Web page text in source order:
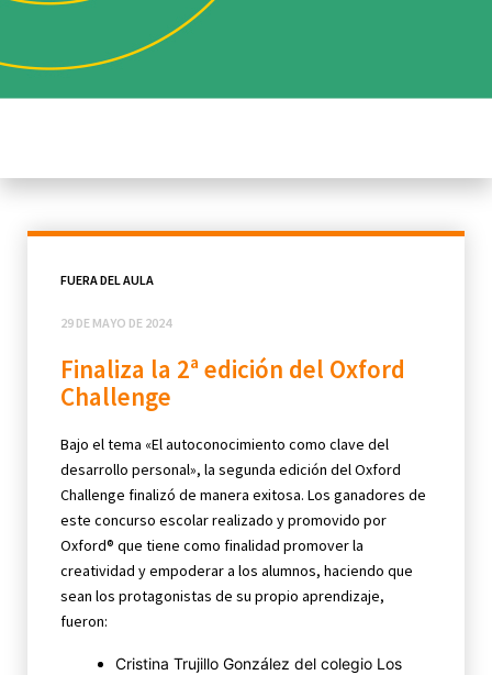
FUERA DEL AULA
29 DE MAYO DE 2024
Finaliza la 2ª edición del Oxford
Challenge
Bajo el tema «El autoconocimiento como clave del
desarrollo personal», la segunda edición del Oxford
Challenge finalizó de manera exitosa. Los ganadores de
este concurso escolar realizado y promovido por
Oxford® que tiene como finalidad promover la
creatividad y empoderar a los alumnos, haciendo que
sean los protagonistas de su propio aprendizaje,
fueron:
Cristina Trujillo González del colegio Los